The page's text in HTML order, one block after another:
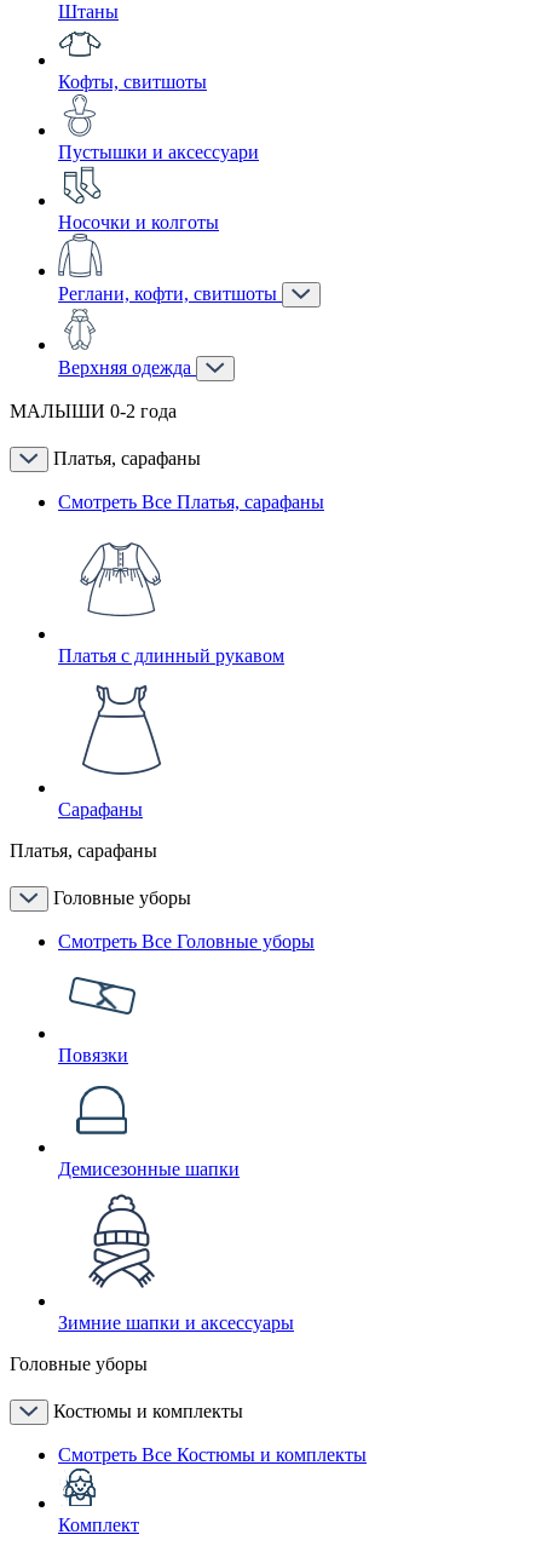
Штаны
Кофты, свитшоты
Пустышки и аксессуари
Носочки и колготы
Реглани, кофти, свитшоты
Верхняя одежда
МАЛЫШИ 0-2 года
Платья, сарафаны
Смотреть Все Платья, сарафаны
Платья с длинный рукавом
Сарафаны
Платья, сарафаны
Головные уборы
Смотреть Все Головные уборы
Повязки
Демисезонные шапки
Зимние шапки и аксессуары
Головные уборы
Костюмы и комплекты
Смотреть Все Костюмы и комплекты
Комплект